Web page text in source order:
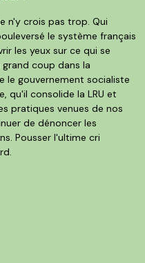
n'y crois pas trop. Qui
le système français
les yeux sur ce qui se
coup dans la
le gouvernement socialiste
qu'il consolide la LRU et
pratiques venues de nos
de dénoncer les
Pousser l'ultime cri